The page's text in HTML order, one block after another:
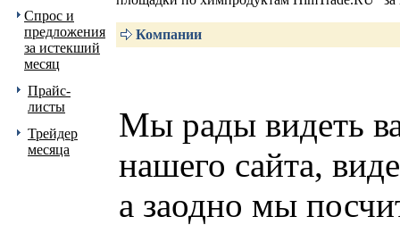
Спрос и
предложения
за истекший
месяц
Прайс-
листы
Трейдер
месяца
Компании
Мы рады видеть
нашего сайта,
а заодно мы